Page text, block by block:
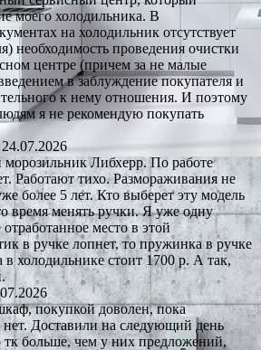
моего холодильника. В
на холодильник отсутствует
необходимость проведения очистки
центре (причем за не малые
в заблуждение покупателя и
к нему отношения. И поэтому
я не рекомендую покупать
Либхерр. По работе
Работают тихо. Размораживания не
более 5 лет. Кто выберет эту модель
время менять ручки. Я уже одну
место в этой
в ручке лопнет, то пружинка в ручке
в холодильнике стоит 1700 р. А так,
покупкой доволен, пока
нет. Доставили на следующий день
тк больше, чем у них предложений,